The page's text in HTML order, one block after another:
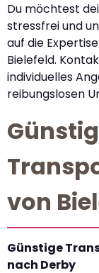
Du möchtest
stressfrei und
auf die
Bielefeld.
individuelles
reibungslosen
von
Günstige
nach Derby